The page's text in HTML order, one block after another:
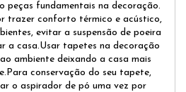
peças fundamentais na decoração.
trazer conforto térmico e acústico,
evitar a suspensão de poeira
a casa.Usar tapetes na decoração
ambiente deixando a casa mais
conservação do seu tapete,
o aspirador de pó uma vez por